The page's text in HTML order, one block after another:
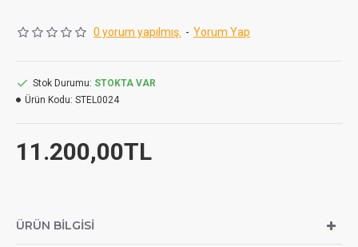
0 yorum yapılmış. - Yorum Yap
11.200,00TL
Stok Durumu: STOKTA VAR
Ürün Kodu: STEL0024
ÜRÜN BILGISI